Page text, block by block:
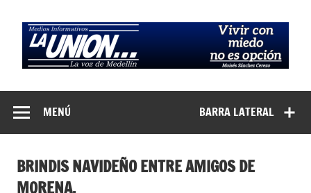
contenido
Medios
Informativos La
Unión…
BARRA LATERAL
MENÚ
BRINDIS NAVIDEÑO ENTRE AMIGOS DE
MORENA.